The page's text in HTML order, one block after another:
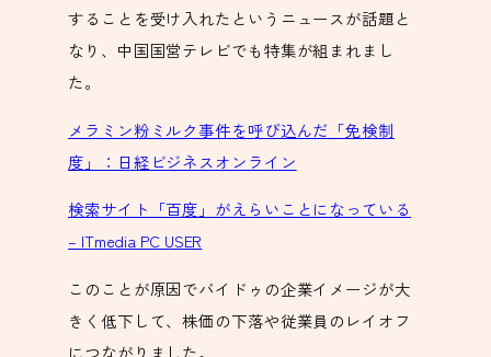
することを受け入れたというニュースが話題と
なり、中国国営テレビでも特集が組まれまし
た。
メラミン粉ミルク事件を呼び込んだ「免検制
度」：日経ビジネスオンライン
検索サイト「百度」がえらいことになっている
– ITmedia PC USER
このことが原因でバイドゥの企業イメージが大
きく低下して、株価の下落や従業員のレイオフ
につながりました。